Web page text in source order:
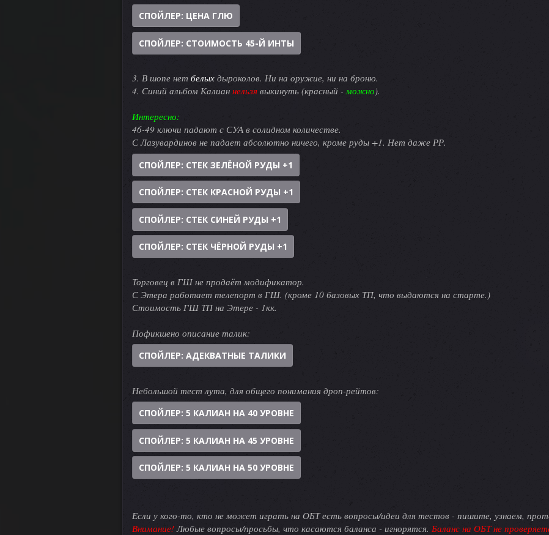
СПОЙЛЕР: ЦЕНА ГЛЮ
СПОЙЛЕР: СТОИМОСТЬ 45-Й ИНТЫ
3. В шопе нет белых дыроколов. Ни на оружие, ни на броню.
4. Синий альбом Калиан нельзя выкинуть (красный -можно).
Интересно:
46-49 ключи падают с СУА в солидном количестве.
С Лазувардинов не падает абсолютно ничего, кроме руды +1. Нет даже РР.
СПОЙЛЕР: СТЕК ЗЕЛЁНОЙ РУДЫ +1
СПОЙЛЕР: СТЕК КРАСНОЙ РУДЫ +1
СПОЙЛЕР: СТЕК СИНЕЙ РУДЫ +1
СПОЙЛЕР: СТЕК ЧЁРНОЙ РУДЫ +1
Торговец в ГШ не продаёт модификатор.
С Этера работает телепорт в ГШ. (кроме 10 базовых ТП, что выдаются на старте.)
Стоимость ГШ ТП на Этере - 1кк.
Пофикшено описание талик:
СПОЙЛЕР: АДЕКВАТНЫЕ ТАЛИКИ
Небольшой тест лута, для общего понимания дроп-рейтов:
СПОЙЛЕР: 5 КАЛИАН НА 40 УРОВНЕ
СПОЙЛЕР: 5 КАЛИАН НА 45 УРОВНЕ
СПОЙЛЕР: 5 КАЛИАН НА 50 УРОВНЕ
Если у кого-то, кто не может играть на ОБТ есть вопросы/идеи для тестов - пишите, узнаем,
Внимание!Любые вопросы/просьбы, что касаются баланса - игнорятся. Баланс на ОБТ не